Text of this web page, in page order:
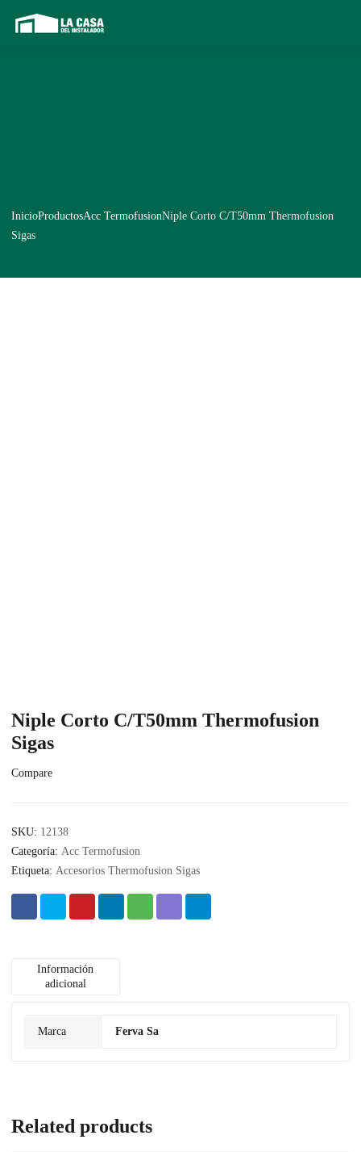
InicioProductosAcc TermofusionNiple Corto C/T50mm Thermofusion
Sigas
Niple Corto C/T50mm Thermofusion
Sigas
Compare
SKU: 12138
Categoría: Acc Termofusion
Etiqueta: Accesorios Thermofusion Sigas
Información
adicional
Marca Ferva Sa
Related products